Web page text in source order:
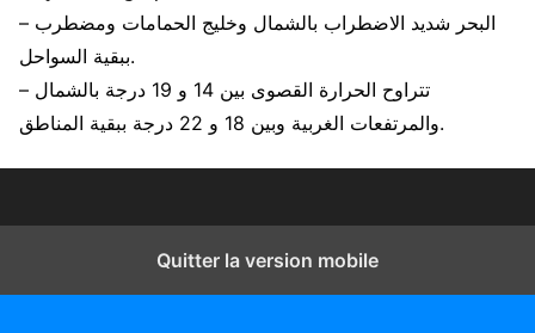
– البحر شديد الاضطراب بالشمال وخليج الحمامات ومضطرب
ببقية السواحل.
– تتراوح الحرارة القصوى بين 14 و 19 درجة بالشمال
والمرتفعات الغربية وبين 18 و 22 درجة ببقية المناطق.
Quitter la version mobile